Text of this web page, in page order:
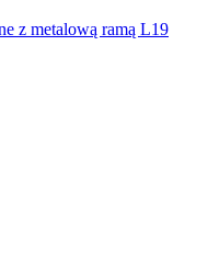
z metalową ramą L19